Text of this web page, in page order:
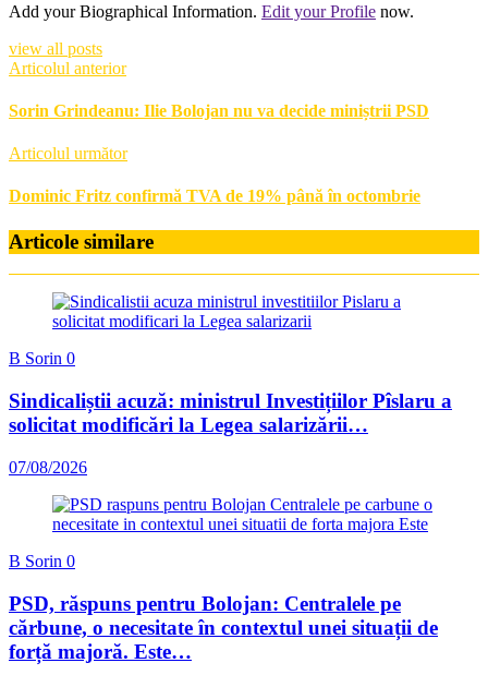
Add your Biographical Information. Edit your Profile now.
view all posts
Articolul anterior
Sorin Grindeanu: Ilie Bolojan nu va decide miniștrii PSD
Articolul următor
Dominic Fritz confirmă TVA de 19% până în octombrie
Articole similare
B Sorin 0
Sindicaliștii acuză: ministrul Investițiilor Pîslaru a
solicitat modificări la Legea salarizării…
07/08/2026
B Sorin 0
PSD, răspuns pentru Bolojan: Centralele pe
cărbune, o necesitate în contextul unei situații de
forță majoră. Este…